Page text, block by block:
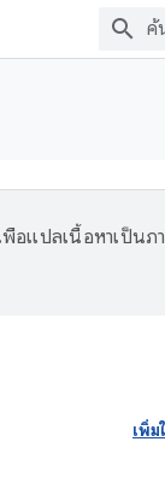
พื่อแปลเนื้อหาเป็น
เพิ่